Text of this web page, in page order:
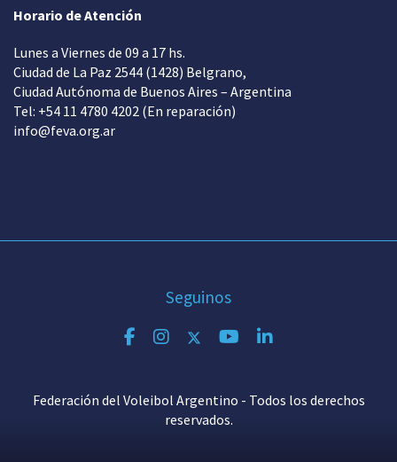
Horario de Atención
Lunes a Viernes de 09 a 17 hs.
Ciudad de La Paz 2544 (1428) Belgrano,
Ciudad Autónoma de Buenos Aires – Argentina
Tel: +54 11 4780 4202 (En reparación)
info@feva.org.ar
Seguinos
Federación del Voleibol Argentino - Todos los derechos
reservados.